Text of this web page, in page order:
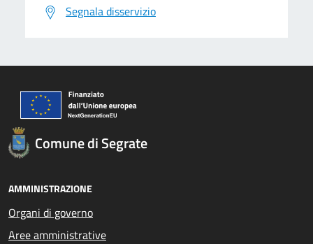
Segnala disservizio
Comune di Segrate
AMMINISTRAZIONE
Organi di governo
Aree amministrative